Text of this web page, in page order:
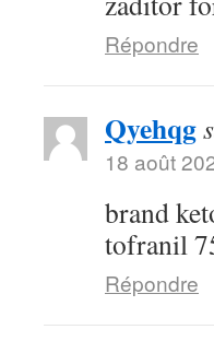
Répondre
Qyehqg
18 août
brand
tofranil
Répondre